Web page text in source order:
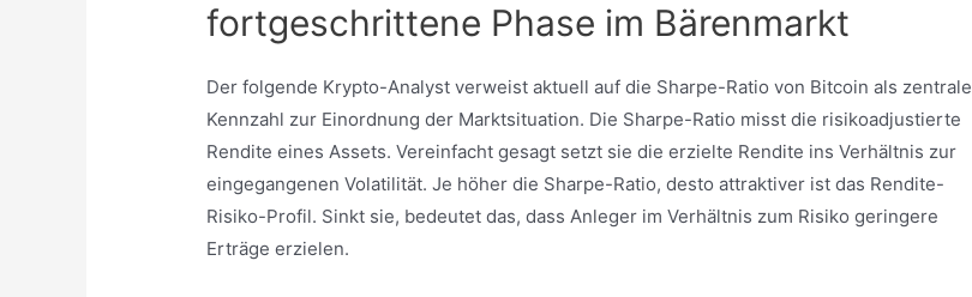
fortgeschrittene Phase im Bärenmarkt
Der folgende Krypto-Analyst verweist aktuell auf die Sharpe-Ratio von Bitcoin als zentrale
Kennzahl zur Einordnung der Marktsituation. Die Sharpe-Ratio misst die risikoadjustierte
Rendite eines Assets. Vereinfacht gesagt setzt sie die erzielte Rendite ins Verhältnis zur
eingegangenen Volatilität. Je höher die Sharpe-Ratio, desto attraktiver ist das Rendite-
Risiko-Profil. Sinkt sie, bedeutet das, dass Anleger im Verhältnis zum Risiko geringere
Erträge erzielen.